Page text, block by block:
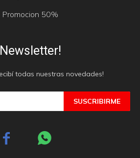
Promocion 50%
Newsletter!
todas nuestras novedades!
SUSCRIBIRME
 